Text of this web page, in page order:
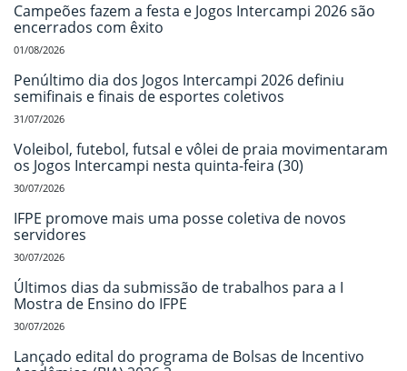
Campeões fazem a festa e Jogos Intercampi 2026 são
encerrados com êxito
01/08/2026
Penúltimo dia dos Jogos Intercampi 2026 definiu
semifinais e finais de esportes coletivos
31/07/2026
Voleibol, futebol, futsal e vôlei de praia movimentaram
os Jogos Intercampi nesta quinta-feira (30)
30/07/2026
IFPE promove mais uma posse coletiva de novos
servidores
30/07/2026
Últimos dias da submissão de trabalhos para a I
Mostra de Ensino do IFPE
30/07/2026
Lançado edital do programa de Bolsas de Incentivo